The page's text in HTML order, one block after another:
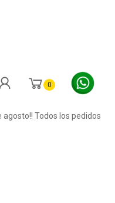
0
Todos los pedidos